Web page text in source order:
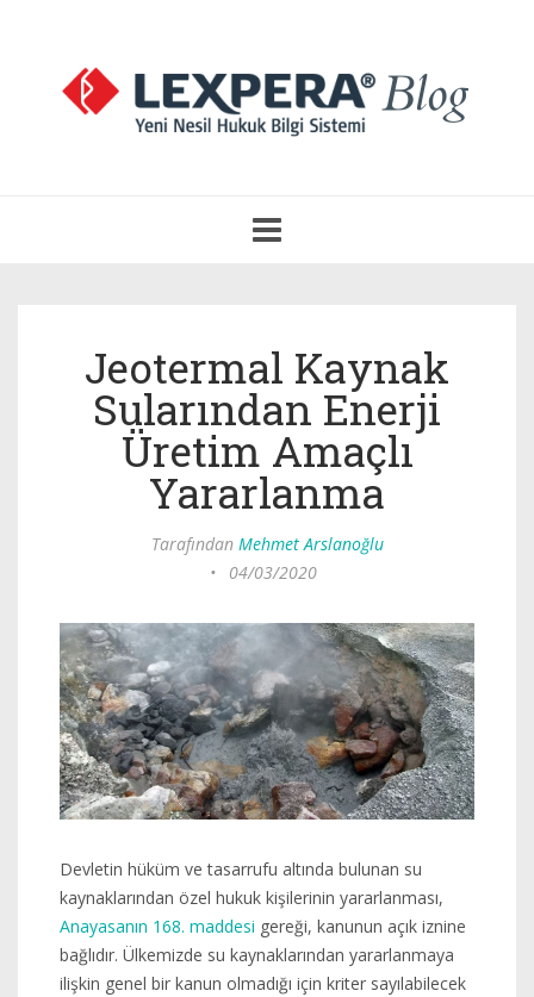
Aç
Jeotermal Kaynak
Sularından Enerji
Üretim Amaçlı
Yararlanma
Tarafından Mehmet Arslanoğlu
•
04/03/2020
Devletin hüküm ve tasarrufu altında bulunan su
kaynaklarından özel hukuk kişilerinin yararlanması,
Anayasanın 168. maddesi gereği, kanunun açık iznine
bağlıdır. Ülkemizde su kaynaklarından yararlanmaya
ilişkin genel bir kanun olmadığı için kriter sayılabilecek